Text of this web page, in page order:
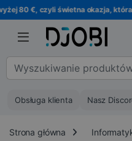
Przejdź do nawigacji
Przejdź do treści
80 €, czyli świetna okazja,
Wyszukaj :
Obsługa klienta Nasz
Strona główna